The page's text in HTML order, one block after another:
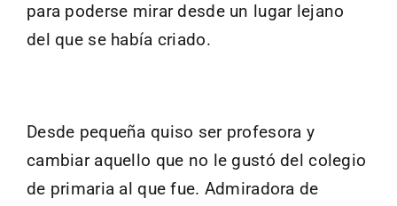
para poderse mirar desde un lugar lejano
del que se había criado.
Desde pequeña quiso ser profesora y
cambiar aquello que no le gustó del colegio
de primaria al que fue. Admiradora de